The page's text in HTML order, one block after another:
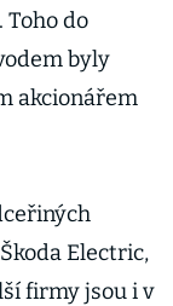
Toho do
byly
akcionářem
Electric,
firmy jsou i v